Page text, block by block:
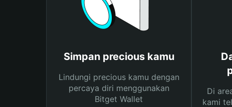
Simpan precious kamu
Lindungi precious kamu dengan
percaya diri menggunakan
Bitget Wallet
Di
kami